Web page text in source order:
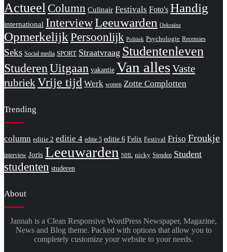
Actueel Column Culinair Festivals Foto's Handig
international InterviewLeeuwarden Oekraïne
OpmerkelijkPersoonlijk Politiek Psychologie Recensies
Seks Social media SPORT Straatvraag Studentenleven
StuderenUitgaan vakantie Van allesVaste
rubriekVrije tijd Werk wonen Zotte Complotten
Trending
column editie 2 editie 4 editie 5 editie 6 Felix Festival Friso Froukje
interview Joris Leeuwarden NHL nicky Stenden Student
studenten studeren
About
Jannah is a Clean Responsive WordPress Newspaper, Magazine,
News and Blog theme. Packed with options that allow you to
completely customize your website to your needs.